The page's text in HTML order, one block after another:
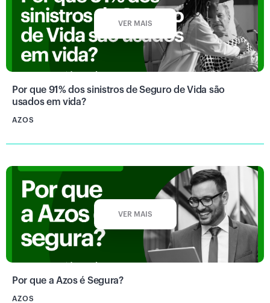
VER MAIS
Por que 91% dos sinistros de Seguro de Vida são
usados em vida?
AZOS
VER MAIS
Por que a Azos é Segura?
AZOS